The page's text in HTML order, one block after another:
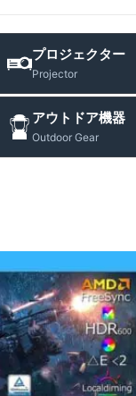
プロジェクター
Projector
アウトドア機器
Outdoor Gear